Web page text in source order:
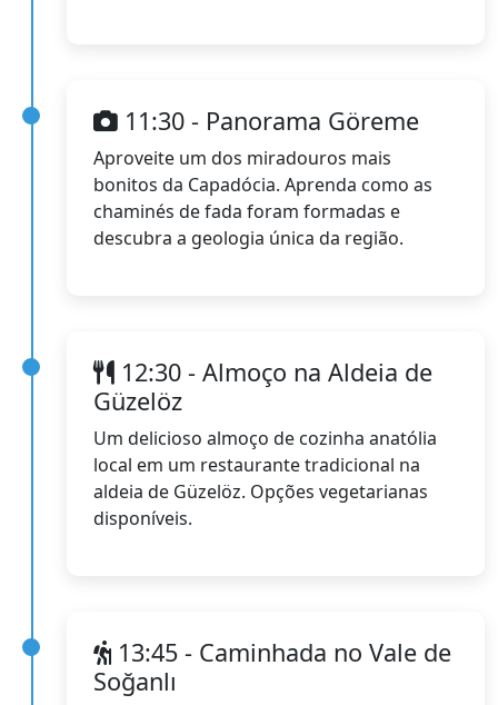
11:30 - Panorama Göreme
Aproveite um dos miradouros mais
bonitos da Capadócia. Aprenda como as
chaminés de fada foram formadas e
descubra a geologia única da região.
12:30 - Almoço na Aldeia de
Güzelöz
Um delicioso almoço de cozinha anatólia
local em um restaurante tradicional na
aldeia de Güzelöz. Opções vegetarianas
disponíveis.
13:45 - Caminhada no Vale de
Soğanlı